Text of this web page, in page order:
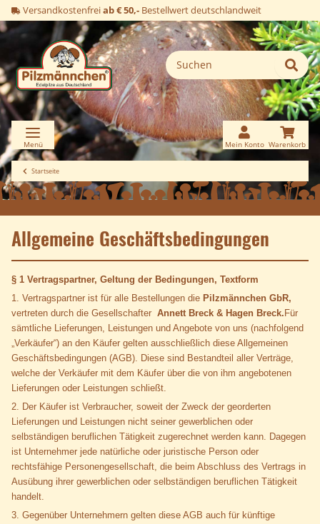
Versandkostenfreiab € 50,- Bestellwert deutschlandweit
Startseite
Allgemeine Geschäftsbedingungen
§ 1 Vertragspartner, Geltung der Bedingungen, Textform
1. Vertragspartner ist für alle Bestellungen die Pilzmännchen GbR,
vertreten durch die Gesellschafter Annett Breck & Hagen Breck. Für
sämtliche Lieferungen, Leistungen und Angebote von uns (nachfolgend
„Verkäufer“) an den Käufer gelten ausschließlich diese Allgemeinen
Geschäftsbedingungen (AGB). Diese sind Bestandteil aller Verträge,
welche der Verkäufer mit dem Käufer über die von ihm angebotenen
Lieferungen oder Leistungen schließt.
2. Der Käufer ist Verbraucher, soweit der Zweck der georderten
Lieferungen und Leistungen nicht seiner gewerblichen oder
selbständigen beruflichen Tätigkeit zugerechnet werden kann. Dagegen
ist Unternehmer jede natürliche oder juristische Person oder
rechtsfähige Personengesellschaft, die beim Abschluss des Vertrags in
Ausübung ihrer gewerblichen oder selbständigen beruflichen Tätigkeit
handelt.
3. Gegenüber Unternehmern gelten diese AGB auch für künftige